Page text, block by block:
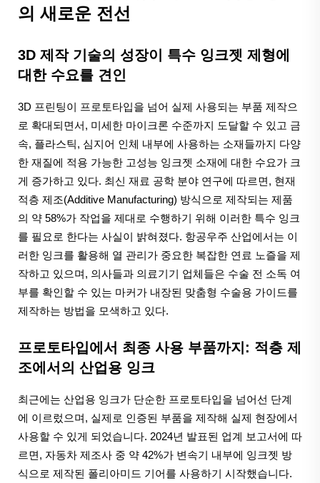
의 새로운 전선
3D 제작 기술의 성장이 특수 잉크젯 제형에
대한 수요를 견인
3D 프린팅이 프로토타입을 넘어 실제 사용되는 부품 제작으
로 확대되면서, 미세한 마이크론 수준까지 도달할 수 있고 금
속, 플라스틱, 심지어 인체 내부에 사용하는 소재들까지 다양
한 재질에 적용 가능한 고성능 잉크젯 소재에 대한 수요가 크
게 증가하고 있다. 최신 재료 공학 분야 연구에 따르면, 현재
적층 제조(Additive Manufacturing) 방식으로 제작되는 제품
의 약 58%가 작업을 제대로 수행하기 위해 이러한 특수 잉크
를 필요로 한다는 사실이 밝혀졌다. 항공우주 산업에서는 이
러한 잉크를 활용해 열 관리가 중요한 복잡한 연료 노즐을 제
작하고 있으며, 의사들과 의료기기 업체들은 수술 전 소독 여
부를 확인할 수 있는 마커가 내장된 맞춤형 수술용 가이드를
제작하는 방법을 모색하고 있다.
프로토타입에서 최종 사용 부품까지: 적층 제
조에서의 산업용 잉크
최근에는 산업용 잉크가 단순한 프로토타입을 넘어선 단계
에 이르렀으며, 실제로 인증된 부품을 제작해 실제 현장에서
사용할 수 있게 되었습니다. 2024년 발표된 업계 보고서에 따
르면, 자동차 제조사 중 약 42%가 변속기 내부에 잉크젯 방
식으로 제작된 폴리아미드 기어를 사용하기 시작했습니다.